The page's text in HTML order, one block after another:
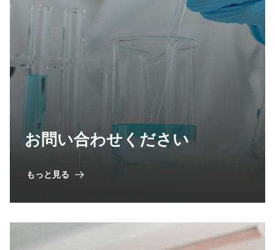
お問い合わせください
もっと見る